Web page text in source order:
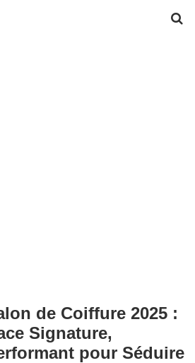
de Coiffure 2025 :
Signature,
pour Séduire